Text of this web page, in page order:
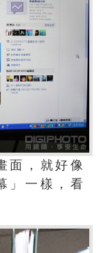
面，就好像
」一樣，看